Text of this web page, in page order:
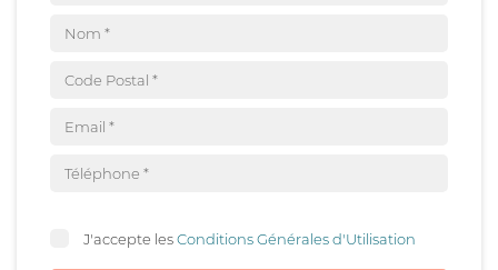
J'accepte lesConditions Générales d'Utilisation